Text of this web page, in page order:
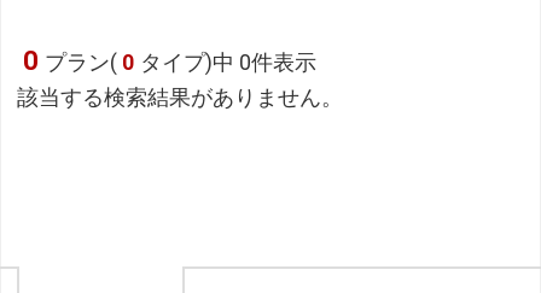
0 プラン( 0 タイプ)中 0件表示
該当する検索結果がありません。